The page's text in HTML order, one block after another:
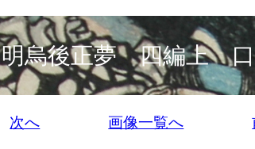
明烏後正夢 四編上
次へ 画像一覧へ